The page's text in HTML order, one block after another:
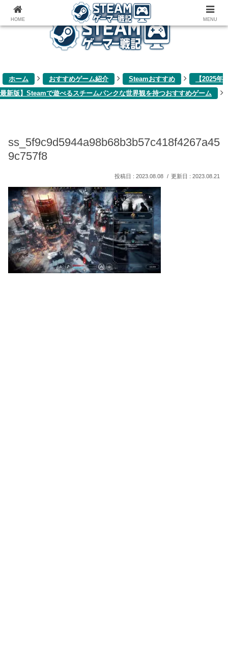
ゲーム関連雑記ブログ
ホーム おすすめゲーム紹介 Steamおすすめ
【2025年
最新版】Steamで遊べるスチームパンクな世界観を持つおすすめゲーム
ss_5f9c9d5944a98b68b3b57c418f4267a45
9c757f8
2023.08.08 2023.08.21
HOME MENU